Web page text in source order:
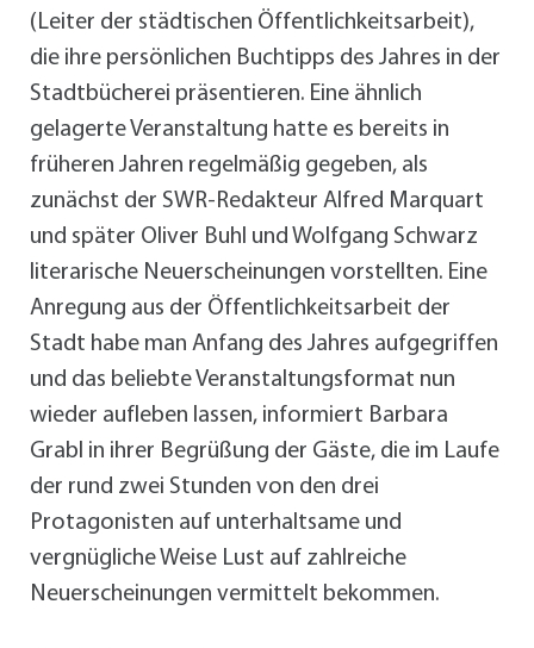
(Leiter der städtischen Öffentlichkeitsarbeit),
die ihre persönlichen Buchtipps des Jahres in der
Stadtbücherei präsentieren. Eine ähnlich
gelagerte Veranstaltung hatte es bereits in
früheren Jahren regelmäßig gegeben, als
zunächst der SWR-Redakteur Alfred Marquart
und später Oliver Buhl und Wolfgang Schwarz
literarische Neuerscheinungen vorstellten. Eine
Anregung aus der Öffentlichkeitsarbeit der
Stadt habe man Anfang des Jahres aufgegriffen
und das beliebte Veranstaltungsformat nun
wieder aufleben lassen, informiert Barbara
Grabl in ihrer Begrüßung der Gäste, die im Laufe
der rund zwei Stunden von den drei
Protagonisten auf unterhaltsame und
vergnügliche Weise Lust auf zahlreiche
Neuerscheinungen vermittelt bekommen.